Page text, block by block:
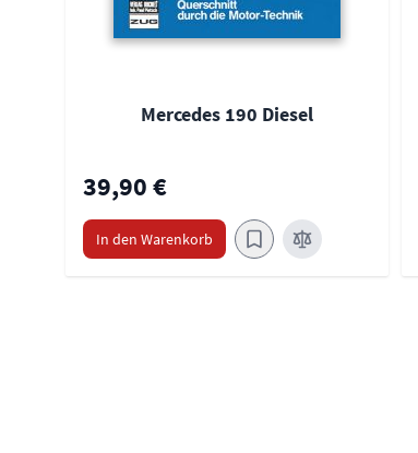
Mercedes 190 Diesel
39,90 €
In den Warenkorb